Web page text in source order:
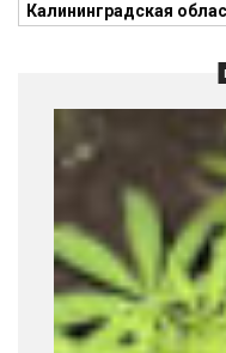
Калининградская